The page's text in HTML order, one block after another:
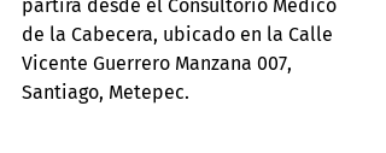
partirá desde el Consultorio Médico
de la Cabecera, ubicado en la Calle
Vicente Guerrero Manzana 007,
Santiago, Metepec.